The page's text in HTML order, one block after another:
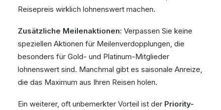
Reisepreis wirklich lohnenswert machen.
Zusätzliche Meilenaktionen: Verpassen Sie keine
speziellen Aktionen für Meilenverdopplungen, die
besonders für Gold- und Platinum-Mitglieder
lohnenswert sind. Manchmal gibt es saisonale Anreize,
die das Maximum aus Ihren Reisen holen.
Ein weiterer, oft unbemerkter Vorteil ist der Priority-